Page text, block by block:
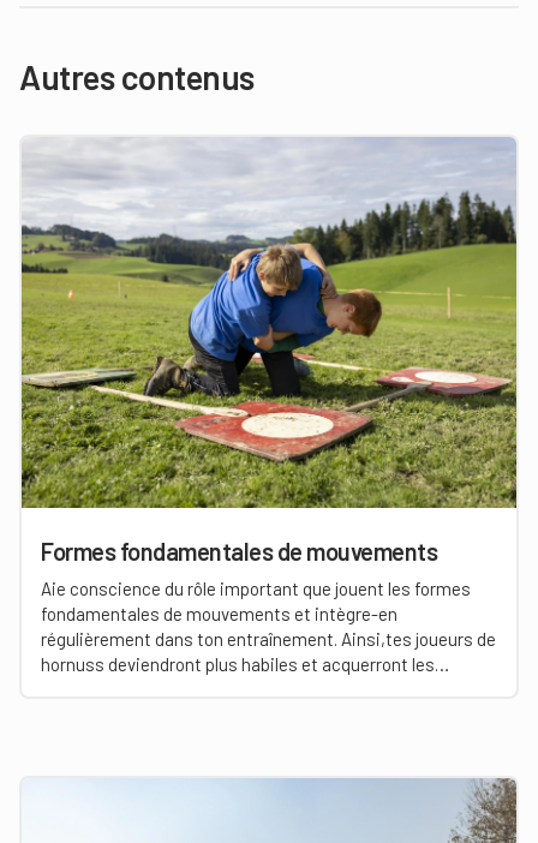
Autres contenus
Formes fondamentales de mouvements
Aie conscience du rôle important que jouent les formes
fondamentales de mouvements et intègre-en
régulièrement dans ton entraînement. Ainsi,tes joueurs de
hornuss deviendront plus habiles et acquerront les